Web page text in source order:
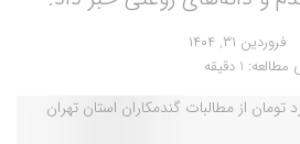
فروردین ۳۱, ۱۴۰۴
1 دقیقه